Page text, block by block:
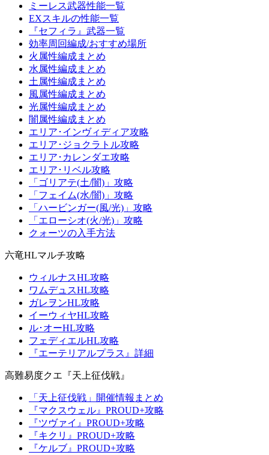
ミーレス武器性能一覧
EXスキルの性能一覧
『セフィラ』武器一覧
効率周回編成/おすすめ場所
火属性編成まとめ
水属性編成まとめ
土属性編成まとめ
風属性編成まとめ
光属性編成まとめ
闇属性編成まとめ
エリア･インヴィディア攻略
エリア･ジョクラトル攻略
エリア･カレンダエ攻略
エリア･リベル攻略
「ゴリアテ(土/闇)」攻略
「フェイム(水/闇)」攻略
「ハービンガー(風/光)」攻略
「エローシオ(火/光)」攻略
クォーツの入手方法
六竜HLマルチ攻略
ウィルナスHL攻略
ワムデュスHL攻略
ガレヲンHL攻略
イーウィヤHL攻略
ル･オーHL攻略
フェディエルHL攻略
『エーテリアルプラス』詳細
高難易度クエ『天上征伐戦』
「天上征伐戦」開催情報まとめ
『マクスウェル』PROUD+攻略
『ツヴァイ』PROUD+攻略
『キクリ』PROUD+攻略
『ケルブ』PROUD+攻略